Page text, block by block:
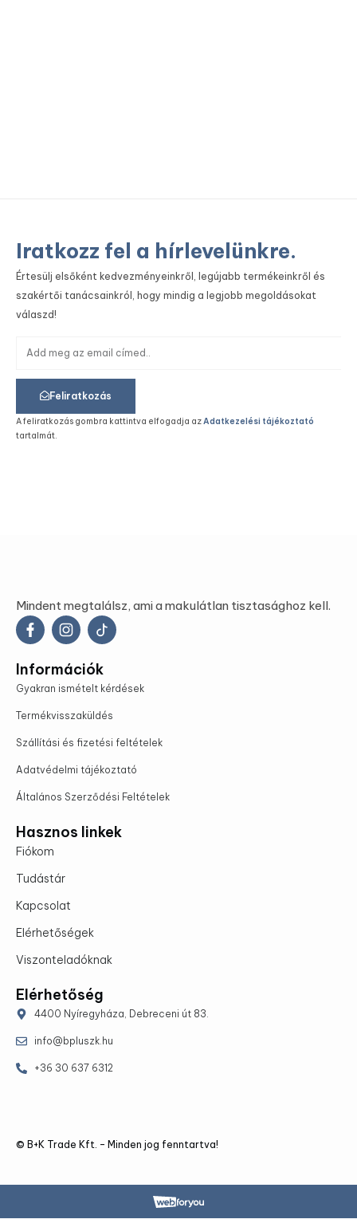
Iratkozz fel a hírlevelünkre.
Értesülj elsőként kedvezményeinkről, legújabb termékeinkről és
szakértői tanácsainkról, hogy mindig a legjobb megoldásokat
válaszd!
Feliratkozás
A feliratkozás gombra kattintva elfogadja azAdatkezelési tájékoztató
tartalmát.
Mindent megtalálsz, ami a makulátlan tisztasághoz kell.
Információk
Gyakran ismételt kérdések
Termékvisszaküldés
Szállítási és fizetési feltételek
Adatvédelmi tájékoztató
Általános Szerződési Feltételek
Hasznos linkek
Fiókom
Tudástár
Kapcsolat
Elérhetőségek
Viszonteladóknak
Elérhetőség
4400 Nyíregyháza, Debreceni út 83.
info@bpluszk.hu
+36 30 637 6312
© B+K Trade Kft. – Minden jog fenntartva!